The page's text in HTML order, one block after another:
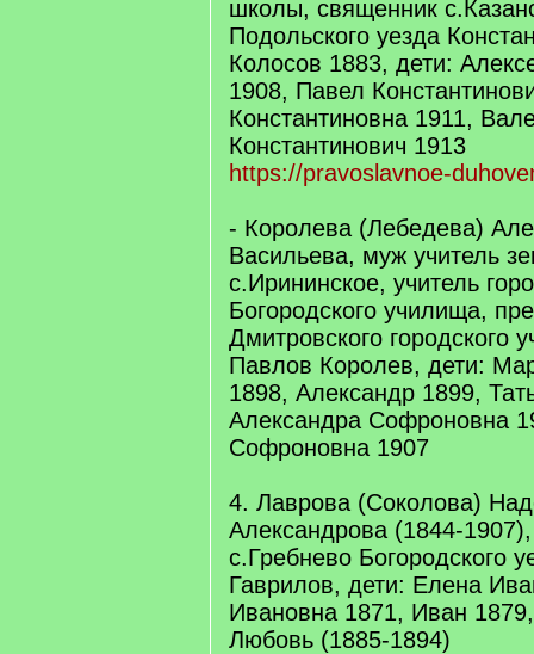
школы, священник
Подольского уезда
Колосов 1883, дети:
1908, Павел
Константиновна 1911,
Константинович 1913
https://pravoslavnoe-
- Королева (Лебедева)
Васильева, муж учитель
с.Ирининское, учитель
Богородского училища,
Дмитровского городского
Павлов Королев, дети:
1898, Александр 1899,
Александра Софроновна
Софроновна 1907
4. Лаврова (Соколова)
Александрова (1844-
с.Гребнево Богородского
Гаврилов, дети: Елена
Ивановна 1871, Иван
Любовь (1885-1894)